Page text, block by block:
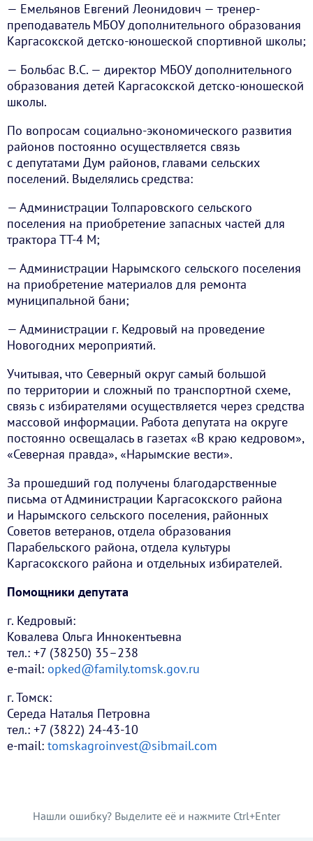
— Емельянов Евгений Леонидович — тренер-
преподаватель МБОУ дополнительного образования
Каргасокской детско-юношеской спортивной школы;
— Больбас В.С. — директор МБОУ дополнительного
образования детей Каргасокской детско-юношеской
школы.
По вопросам социально-экономического развития
районов постоянно осуществляется связь
с депутатами Дум районов, главами сельских
поселений. Выделялись средства:
— Администрации Толпаровского сельского
поселения на приобретение запасных частей для
трактора ТТ-4 М;
— Администрации Нарымского сельского поселения
на приобретение материалов для ремонта
муниципальной бани;
— Администрации г. Кедровый на проведение
Новогодних мероприятий.
Учитывая, что Северный округ самый большой
по территории и сложный по транспортной схеме,
связь с избирателями осуществляется через средства
массовой информации. Работа депутата на округе
постоянно освещалась в газетах «В краю кедровом»,
«Северная правда», «Нарымские вести».
За прошедший год получены благодарственные
письма от Администрации Каргасокского района
и Нарымского сельского поселения, районных
Советов ветеранов, отдела образования
Парабельского района, отдела культуры
Каргасокского района и отдельных избирателей.
Помощники депутата
г. Кедровый:
Ковалева Ольга Иннокентьевна
тел.: +7 (38250) 35–238
e-mail: opked@family.tomsk.gov.ru
г. Томск:
Середа Наталья Петровна
тел.: +7 (3822) 24-43-10
e-mail: tomskagroinvest@sibmail.com
Нашли ошибку? Выделите её и нажмите Ctrl+Enter